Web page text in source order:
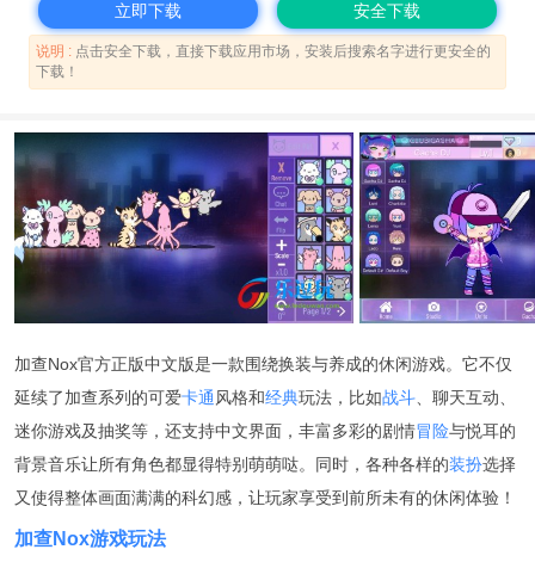
立即下载 安全下载
说明 : 点击安全下载，直接下载应用市场，安装后搜索名字进行更安全的
下载！
加查Nox官方正版中文版是一款围绕换装与养成的休闲游戏。它不仅
延续了加查系列的可爱卡通 风格和经典玩法，比如战斗 、聊天互动、
迷你游戏及抽奖等，还支持中文界面，丰富多彩的剧情冒险与悦耳的
背景音乐让所有角色都显得特别萌萌哒。同时，各种各样的装扮选择
又使得整体画面满满的科幻感，让玩家享受到前所未有的休闲体验！
加查Nox游戏玩法